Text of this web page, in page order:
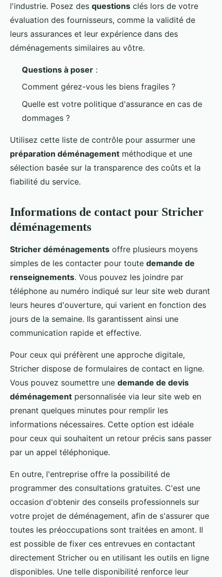
l'industrie. Posez des questions clés lors de votre
évaluation des fournisseurs, comme la validité de
leurs assurances et leur expérience dans des
déménagements similaires au vôtre.
Questions à poser :
Comment gérez-vous les biens fragiles ?
Quelle est votre politique d'assurance en cas de
dommages ?
Utilisez cette liste de contrôle pour assurmer une
préparation déménagement méthodique et une
sélection basée sur la transparence des coûts et la
fiabilité du service.
Informations de contact pour Stricher
déménagements
Stricher déménagements offre plusieurs moyens
simples de les contacter pour toute demande de
renseignements. Vous pouvez les joindre par
téléphone au numéro indiqué sur leur site web durant
leurs heures d'ouverture, qui varient en fonction des
jours de la semaine. Ils garantissent ainsi une
communication rapide et effective.
Pour ceux qui préfèrent une approche digitale,
Stricher dispose de formulaires de contact en ligne.
Vous pouvez soumettre une demande de devis
déménagement personnalisée via leur site web en
prenant quelques minutes pour remplir les
informations nécessaires. Cette option est idéale
pour ceux qui souhaitent un retour précis sans passer
par un appel téléphonique.
En outre, l'entreprise offre la possibilité de
programmer des consultations gratuites. C'est une
occasion d'obtenir des conseils professionnels sur
votre projet de déménagement, afin de s'assurer que
toutes les préoccupations sont traitées en amont. Il
est possible de fixer ces entrevues en contactant
directement Stricher ou en utilisant les outils en ligne
disponibles. Une telle disponibilité renforce leur